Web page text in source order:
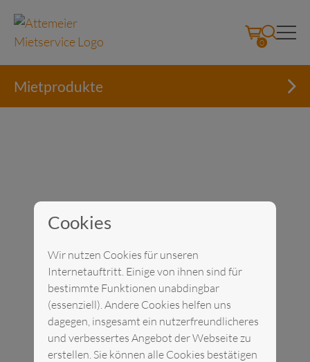
0
Mietprodukte
Cookies
Wir nutzen Cookies für unseren
Internetauftritt. Einige von ihnen sind für
bestimmte Funktionen unabdingbar
(essenziell). Andere Cookies helfen uns
dagegen, insgesamt ein nutzerfreundlicheres
und verbessertes Angebot der Webseite zu
erstellen. Sie können alle Cookies bestätigen